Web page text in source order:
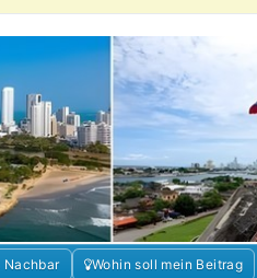
Nachbar Wohin soll mein Beitrag